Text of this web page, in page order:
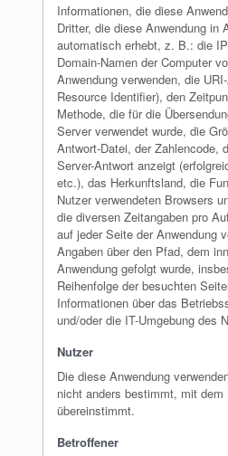
Informationen, die diese
Dritter, die diese Anwendung in
automatisch erhebt, z. B.: die
Domain-Namen der Computer
Anwendung verwenden, die
Resource Identifier), den
Methode, die für die
Server verwendet wurde, die
Antwort-Datei, der Zahlencode,
Server-Antwort anzeigt
etc.), das Herkunftsland, die
Nutzer verwendeten Browsers
die diversen Zeitangaben pro
auf jeder Seite der Anwendung
Angaben über den Pfad, dem
Anwendung gefolgt wurde,
Reihenfolge der besuchten
Informationen über das
und/oder die IT-Umgebung des
Nutzer
Die diese Anwendung
nicht anders bestimmt, mit dem
übereinstimmt.
Betroffener